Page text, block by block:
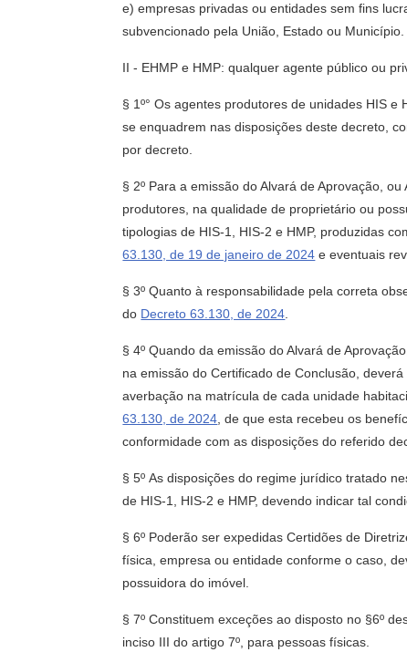
e) empresas privadas ou entidades sem fins
subvencionado pela União, Estado ou Município.
II - EHMP e HMP: qualquer agente público ou
§ 1º° Os agentes produtores de unidades HIS
se enquadrem nas disposições deste decreto,
por decreto.
§ 2º Para a emissão do Alvará de Aprovação,
produtores, na qualidade de proprietário ou
tipologias de HIS-1, HIS-2 e HMP, produzidas
63.130, de 19 de janeiro de 2024 e eventuais
§ 3º Quanto à responsabilidade pela correta
do Decreto 63.130, de 2024
§ 4º Quando da emissão do Alvará de
na emissão do Certificado de Conclusão,
averbação na matrícula de cada unidade
63.130, de 2024 , de que esta recebeu os
conformidade com as disposições do referido
§ 5º As disposições do regime jurídico tratado
de HIS-1, HIS-2 e HMP, devendo indicar tal
§ 6º Poderão ser expedidas Certidões de
física, empresa ou entidade conforme o caso,
possuidora do imóvel.
§ 7º Constituem exceções ao disposto no §6º
inciso III do artigo 7º, para pessoas físicas.